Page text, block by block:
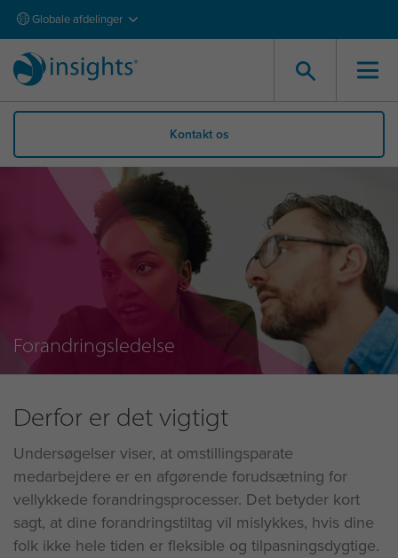
Globale afdelinger
Kontakt os
Forandringsledelse
Derfor er det vigtigt
Undersøgelser viser, at omstillingsparate
medarbejdere er en afgørende forudsætning for
vellykkede forandringsprocesser. Det betyder kort
sagt, at dine forandringstiltag vil mislykkes, hvis dine
folk ikke hele tiden er fleksible og tilpasningsdygtige.